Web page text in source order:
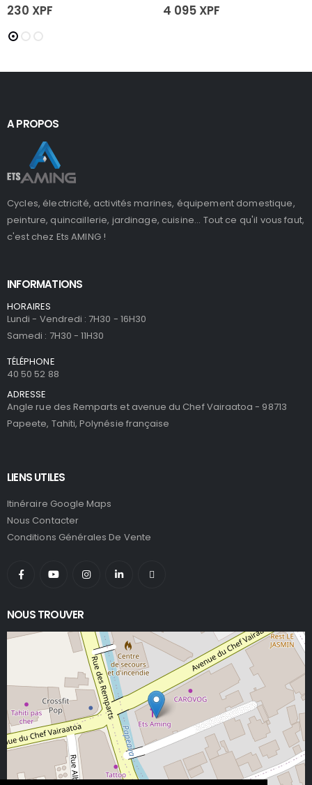
230 XPF 4 095 XPF
A PROPOS
Cycles, électricité, activités marines, équipement domestique,
peinture, quincaillerie, jardinage, cuisine... Tout ce qu'il vous faut,
c'est chez Ets AMING !
INFORMATIONS
HORAIRES
Lundi - Vendredi : 7H30 - 16H30
Samedi : 7H30 - 11H30
TÉLÉPHONE
40 50 52 88
ADRESSE
Angle rue des Remparts et avenue du Chef Vairaatoa - 98713
Papeete, Tahiti, Polynésie française
LIENS UTILES
Itinéraire Google Maps
Nous Contacter
Conditions Générales De Vente
NOUS TROUVER